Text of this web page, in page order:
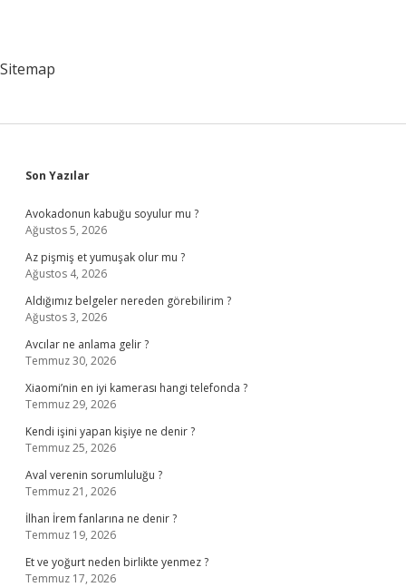
Sitemap
Sidebar
Son Yazılar
Avokadonun kabuğu soyulur mu ?
Ağustos 5, 2026
Az pişmiş et yumuşak olur mu ?
Ağustos 4, 2026
Aldığımız belgeler nereden görebilirim ?
Ağustos 3, 2026
Avcılar ne anlama gelir ?
Temmuz 30, 2026
Xiaomi’nin en iyi kamerası hangi telefonda ?
Temmuz 29, 2026
Kendi işini yapan kişiye ne denir ?
Temmuz 25, 2026
Aval verenin sorumluluğu ?
Temmuz 21, 2026
İlhan İrem fanlarına ne denir ?
Temmuz 19, 2026
Et ve yoğurt neden birlikte yenmez ?
Temmuz 17, 2026